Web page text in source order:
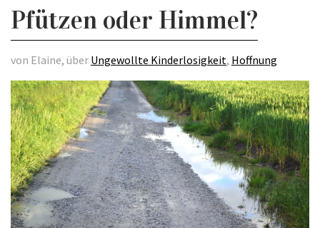
Pfützen oder Himmel?
von Elaine, über Ungewollte Kinderlosigkeit, Hoffnung